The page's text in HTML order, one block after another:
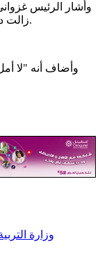
وأشار الرئيس
زالت دون الهدف المتفق عليه دوليًا والبالغ 0.7 بالمائة.
وأضاف أنه "لا
وزارة